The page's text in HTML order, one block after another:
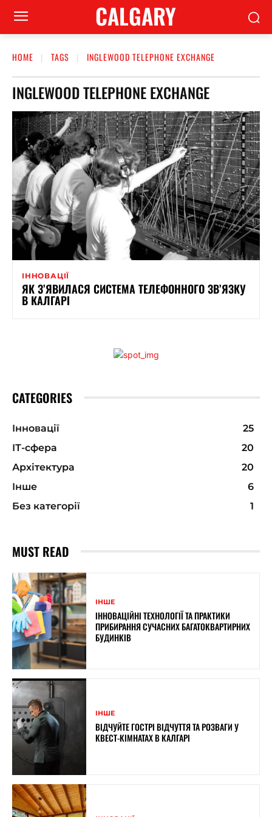
CALGARY
HOME TAGS INGLEWOOD TELEPHONE EXCHANGE
INGLEWOOD TELEPHONE EXCHANGE
ІННОВАЦІЇ
ЯК З’ЯВИЛАСЯ СИСТЕМА ТЕЛЕФОННОГО ЗВ’ЯЗКУ
В КАЛГАРІ
CATEGORIES
Інновації
25
ІТ-сфера
20
Архітектура
20
Інше
6
Без категорії
1
MUST READ
ІНШЕ
ІННОВАЦІЙНІ ТЕХНОЛОГІЇ ТА ПРАКТИКИ
ПРИБИРАННЯ СУЧАСНИХ БАГАТОКВАРТИРНИХ
БУДИНКІВ
ІНШЕ
ВІДЧУЙТЕ ГОСТРІ ВІДЧУТТЯ ТА РОЗВАГИ У
КВЕСТ-КІМНАТАХ В КАЛГАРІ